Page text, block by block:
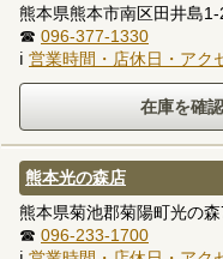
熊本県熊本市南区田井島
☎ 096-377-1330
ℹ 営業時間・店休日・アク
熊本光の森店
熊本県菊池郡菊陽町光の
☎ 096-233-1700